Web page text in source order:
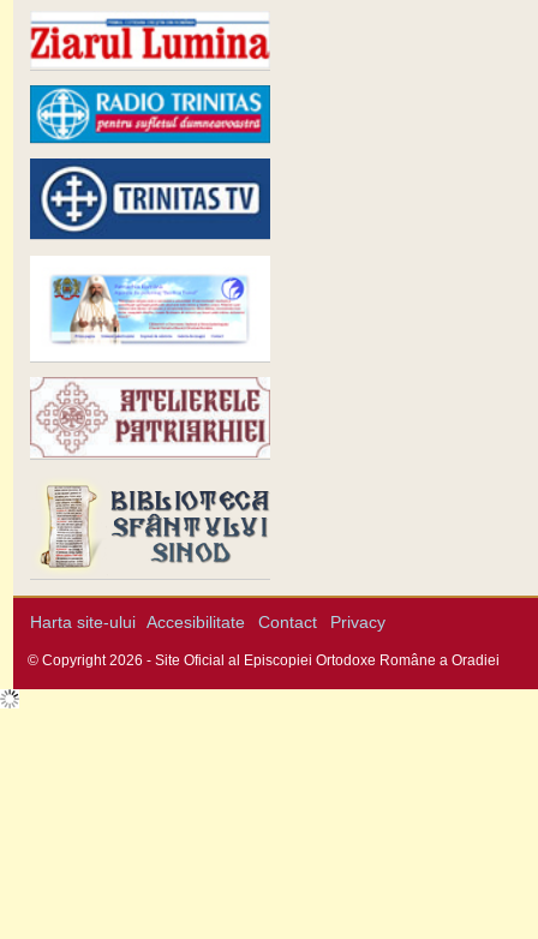
Harta site-ului Accesibilitate Contact Privacy
© Copyright 2026 - Site Oficial al Episcopiei Ortodoxe Române a Oradiei